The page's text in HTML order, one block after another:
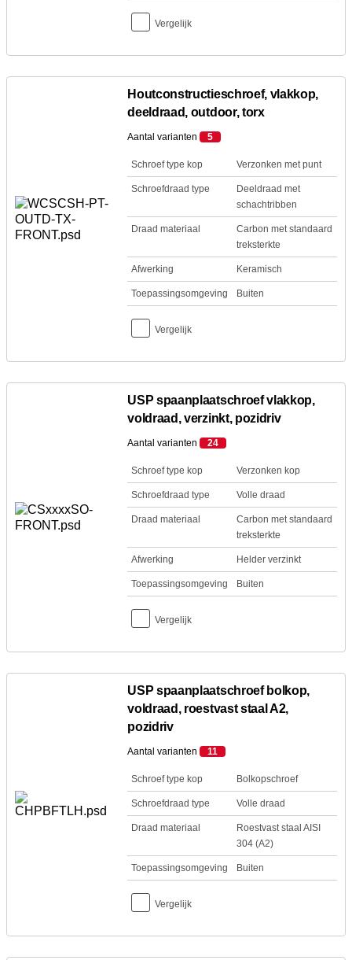
Vergelijk
Houtconstructieschroef, vlakkop,
deeldraad, outdoor, torx
Aantal varianten 5
Schroef type kop Verzonken met punt
Schroefdraad type
Deeldraad met
schachtribben
Draad materiaal
Carbon met standaard
treksterkte
Afwerking Keramisch
Toepassingsomgeving Buiten
Vergelijk
USP spaanplaatschroef vlakkop,
voldraad, verzinkt, pozidriv
Aantal varianten 24
Schroef type kop Verzonken kop
Schroefdraad type Volle draad
Draad materiaal
Carbon met standaard
treksterkte
Afwerking Helder verzinkt
Toepassingsomgeving Buiten
Vergelijk
USP spaanplaatschroef bolkop,
voldraad, roestvast staal A2,
pozidriv
Aantal varianten 11
Schroef type kop Bolkopschroef
Schroefdraad type Volle draad
Draad materiaal
Roestvast staal AISI
304 (A2)
Toepassingsomgeving Buiten
Vergelijk